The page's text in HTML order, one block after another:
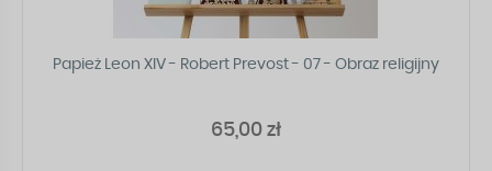
Papież Leon XIV - Robert Prevost - 07 - Obraz religijny
65,00 zł